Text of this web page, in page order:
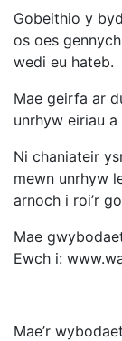
Gobeithio y
os oes
wedi eu hateb.
Mae geirfa ar
unrhyw eiriau
Ni chaniateir
mewn unrhyw
arnoch i roi’r
Mae
Ewch i:
Mae’r